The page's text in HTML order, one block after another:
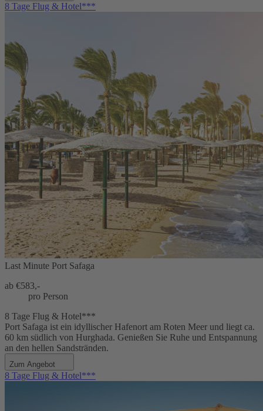
8 Tage Flug & Hotel***
Last Minute Port Safaga
ab €583,-
pro Person
8 Tage Flug & Hotel***
Port Safaga ist ein idyllischer Hafenort am Roten Meer und liegt ca.
60 km südlich von Hurghada. Genießen Sie Ruhe und Entspannung
an den hellen Sandstränden.
Zum Angebot
8 Tage Flug & Hotel***